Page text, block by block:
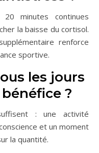
20 minutes continues
la baisse du cortisol.
renforce
sportive.
les jours
?
: une activité
et un moment
la quantité.